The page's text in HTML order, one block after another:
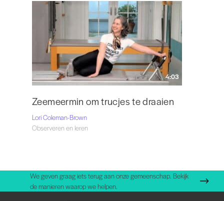
4:03
Zeemeermin om trucjes te draaien
Lori Coleman-Brown
Observeren en leren
We geven graag iets terug aan onze gemeenschap. Bekijk
de manieren waarop we helpen.